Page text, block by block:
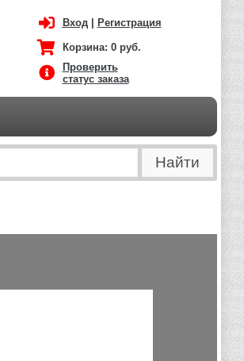
Вход| Регистрация
Корзина: 0 руб.
Проверить
статус заказа